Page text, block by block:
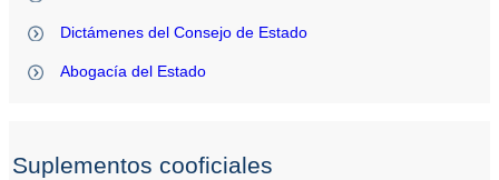
Dictámenes del Consejo de Estado
Abogacía del Estado
Suplementos cooficiales